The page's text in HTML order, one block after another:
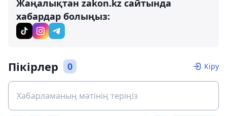
Жаңалықтан zakon.kz сайтында
хабардар болыңыз:
Пікірлер 0 Кіру